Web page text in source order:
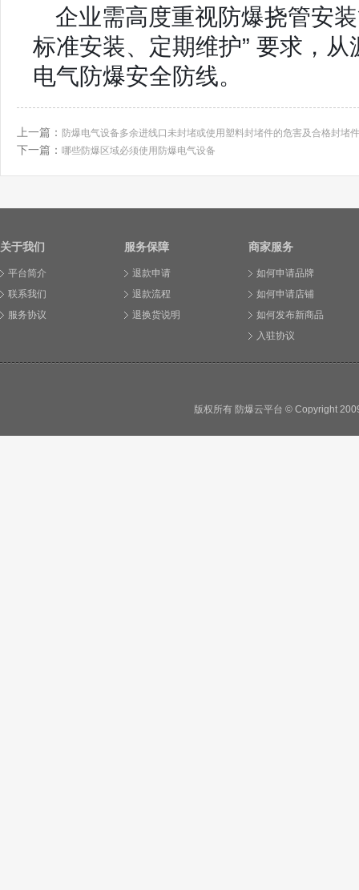
企业需高度重视防爆挠管安
标准安装、定期维护” 要求，
电气防爆安全防线。
上一篇： 防爆电气设备多余进线口未封堵或使用塑料封堵件的危害及合格封堵
下一篇： 哪些防爆区域必须使用防爆电气设备
关于我们
平台简介
联系我们
服务协议
服务保障
退款申请
退款流程
退换货说明
商家服务
如何申请品牌
如何申请店铺
如何发布新商品
入驻协议
版权所有 防爆云平台 © Copyright